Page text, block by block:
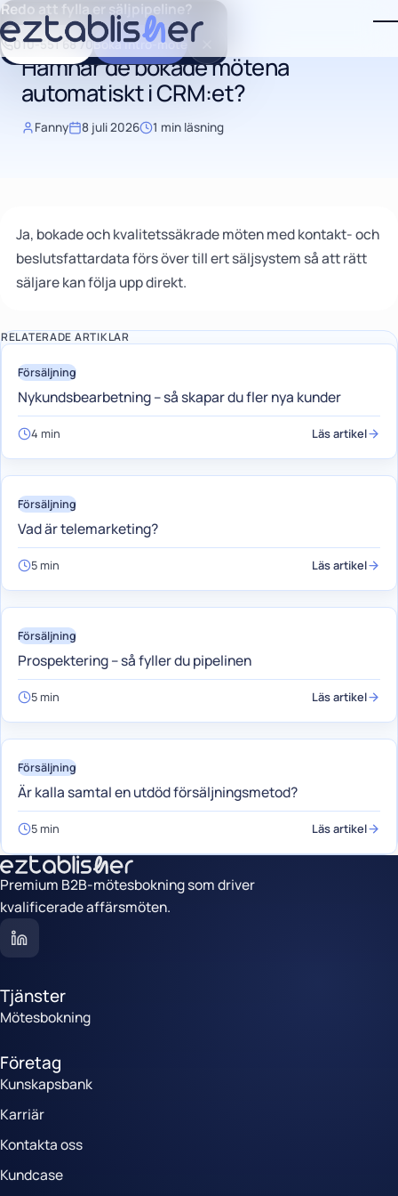
Skip to main content
Tillbaka till kunskapsbanken
Hamnar de bokade mötena
automatiskt i CRM:et?
Fanny 8 juli 2026 1 min läsning
Ja, bokade och kvalitetssäkrade möten med kontakt- och
beslutsfattardata förs över till ert säljsystem så att rätt
säljare kan följa upp direkt.
RELATERADE ARTIKLAR
Försäljning
Nykundsbearbetning – så skapar du fler nya kunder
4 min Läs artikel
Försäljning
Vad är telemarketing?
5 min Läs artikel
Försäljning
Prospektering – så fyller du pipelinen
5 min Läs artikel
Försäljning
Är kalla samtal en utdöd försäljningsmetod?
5 min Läs artikel
Premium B2B-mötesbokning som driver
kvalificerade affärsmöten.
Tjänster
Mötesbokning
Företag
Kunskapsbank
Karriär
Kontakta oss
Kundcase
Redo att fylla er säljpipeline?
010-551 68 70Boka intro-möte